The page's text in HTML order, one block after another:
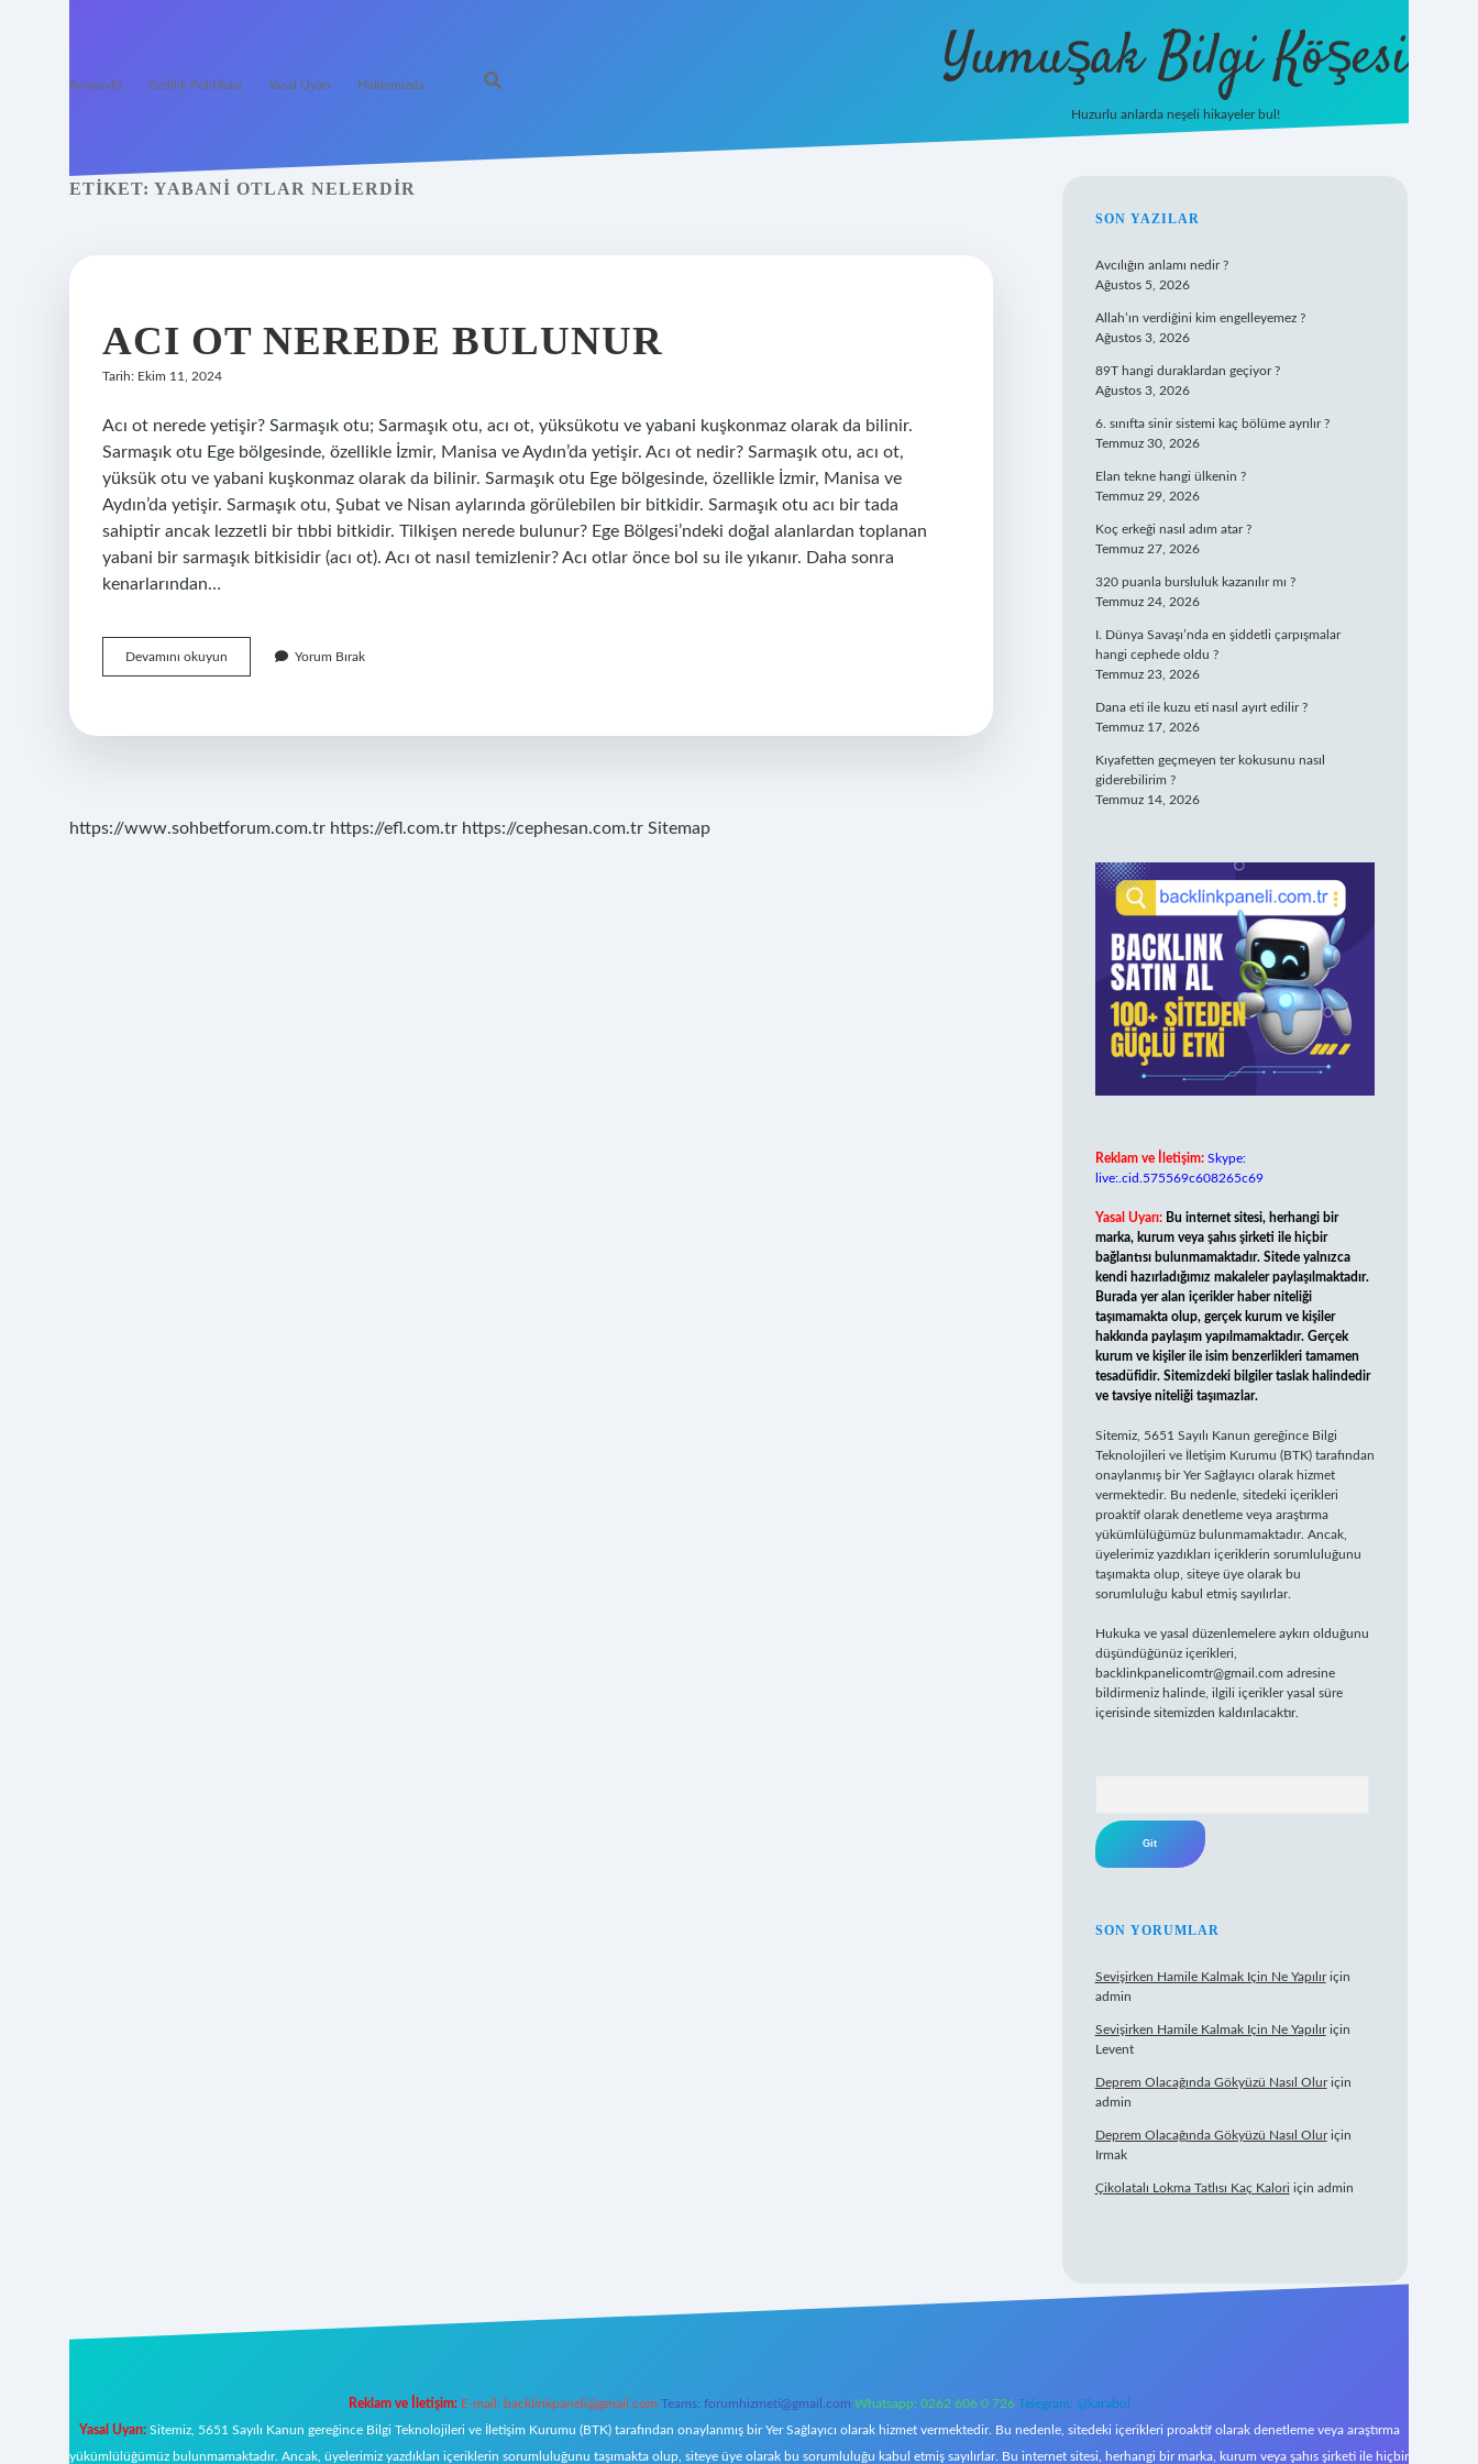
Anasayfa Gizlilik Politikası Yasal Uyarı Hakkımızda Yumuşak Bilgi Köşesi
Huzurlu anlarda neşeli hikayeler bul!
ETIKET: YABANI OTLAR NELERDIR
ACI OT NEREDE BULUNUR
Tarih: Ekim 11, 2024
Acı ot nerede yetişir? Sarmaşık otu; Sarmaşık otu, acı ot, yüksükotu ve yabani kuşkonmaz olarak da bilinir.
Sarmaşık otu Ege bölgesinde, özellikle İzmir, Manisa ve Aydın’da yetişir. Acı ot nedir? Sarmaşık otu, acı ot,
yüksük otu ve yabani kuşkonmaz olarak da bilinir. Sarmaşık otu Ege bölgesinde, özellikle İzmir, Manisa ve
Aydın’da yetişir. Sarmaşık otu, Şubat ve Nisan aylarında görülebilen bir bitkidir. Sarmaşık otu acı bir tada
sahiptir ancak lezzetli bir tıbbi bitkidir. Tilkişen nerede bulunur? Ege Bölgesi’ndeki doğal alanlardan toplanan
yabani bir sarmaşık bitkisidir (acı ot). Acı ot nasıl temizlenir? Acı otlar önce bol su ile yıkanır. Daha sonra
kenarlarından…
Devamını okuyun
Ot
Yorum Bırak
https://www.sohbetforum.com.tr https://efl.com.tr https://cephesan.com.tr Sitemap
SIDEBAR
SON YAZILAR
Avcılığın anlamı nedir ?
Ağustos 5, 2026
Allah’ın verdiğini kim engelleyemez ?
Ağustos 3, 2026
89T hangi duraklardan geçiyor ?
Ağustos 3, 2026
6. sınıfta sinir sistemi kaç bölüme ayrılır ?
Temmuz 30, 2026
Elan tekne hangi ülkenin ?
Temmuz 29, 2026
Koç erkeği nasıl adım atar ?
Temmuz 27, 2026
320 puanla bursluluk kazanılır mı ?
Temmuz 24, 2026
I. Dünya Savaşı’nda en şiddetli çarpışmalar
hangi cephede oldu ?
Temmuz 23, 2026
Dana eti ile kuzu eti nasıl ayırt edilir ?
Temmuz 17, 2026
Kıyafetten geçmeyen ter kokusunu nasıl
giderebilirim ?
Temmuz 14, 2026
Reklam ve İletişim: Skype:
live:.cid.575569c608265c69
Yasal Uyarı: Bu internet sitesi, herhangi bir
marka, kurum veya şahıs şirketi ile hiçbir
bağlantısı bulunmamaktadır. Sitede yalnızca
kendi hazırladığımız makaleler paylaşılmaktadır.
Burada yer alan içerikler haber niteliği
taşımamakta olup, gerçek kurum ve kişiler
hakkında paylaşım yapılmamaktadır. Gerçek
kurum ve kişiler ile isim benzerlikleri tamamen
tesadüfidir. Sitemizdeki bilgiler taslak halindedir
ve tavsiye niteliği taşımazlar.
Sitemiz, 5651 Sayılı Kanun gereğince Bilgi
Teknolojileri ve İletişim Kurumu (BTK) tarafından
onaylanmış bir Yer Sağlayıcı olarak hizmet
vermektedir. Bu nedenle, sitedeki içerikleri
proaktif olarak denetleme veya araştırma
yükümlülüğümüz bulunmamaktadır. Ancak,
üyelerimiz yazdıkları içeriklerin sorumluluğunu
taşımakta olup, siteye üye olarak bu
sorumluluğu kabul etmiş sayılırlar.
Hukuka ve yasal düzenlemelere aykırı olduğunu
düşündüğünüz içerikleri,
backlinkpanelicomtr@gmail.com adresine
bildirmeniz halinde, ilgili içerikler yasal süre
içerisinde sitemizden kaldırılacaktır.
SON YORUMLAR
Sevişirken Hamile Kalmak Için Ne Yapılıriçin
admin
Sevişirken Hamile Kalmak Için Ne Yapılıriçin
Levent
Deprem Olacağında Gökyüzü Nasıl Oluriçin
admin
Deprem Olacağında Gökyüzü Nasıl Oluriçin
Irmak
Çikolatalı Lokma Tatlısı Kaç Kalori için admin
Reklam ve İletişim: E-mail: backlinkpaneli@gmail.com Teams: forumhizmeti@gmail.com Whatsapp: 0262 606 0 726 Telegram: @karabul
Yasal Uyarı:Sitemiz, 5651 Sayılı Kanun gereğince Bilgi Teknolojileri ve İletişim Kurumu (BTK) tarafından onaylanmış bir Yer Sağlayıcı olarak hizmet vermektedir. Bu nedenle, sitedeki içerikleri proaktif olarak denetleme veya araştırma
yükümlülüğümüz bulunmamaktadır. Ancak, üyelerimiz yazdıkları içeriklerin sorumluluğunu taşımakta olup, siteye üye olarak bu sorumluluğu kabul etmiş sayılırlar. Bu internet sitesi, herhangi bir marka, kurum veya şahıs şirketi ile hiçbir